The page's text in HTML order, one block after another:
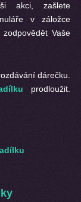
akci, zašlete
v záložce
Vaše
dárečku.
prodloužit.